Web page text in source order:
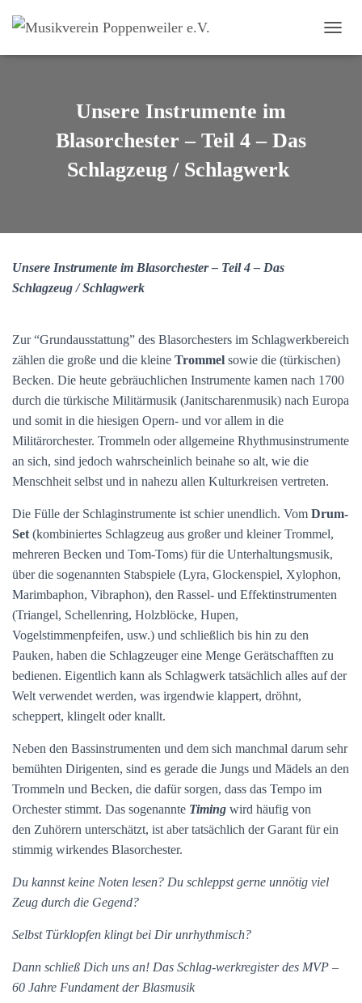
Unsere Instrumente im
Blasorchester – Teil 4 – Das
Schlagzeug / Schlagwerk
Unsere Instrumente im Blasorchester – Teil4 – Das
Schlagzeug/ Schlagwerk
Zur “Grundausstattung” des Blasorchesters im Schlagwerkbereich
zählen die große und die kleine Trommel sowie die (türkischen)
Becken. Die heute gebräuchlichen Instrumente kamen nach 1700
durch die türkische Militärmusik (Janitscharenmusik) nach Europa
und somit in die hiesigen Opern- und vor allem in die
Militärorchester. Trommeln oder allgemeine Rhythmusinstrumente
an sich, sind jedoch wahrscheinlich beinahe so alt, wie die
Menschheit selbst und in nahezu allen Kulturkreisen vertreten.
Die Fülle der Schlaginstrumente ist schier unendlich. Vom Drum-
Set (kombiniertes Schlagzeug aus großer und kleiner Trommel,
mehreren Becken und Tom-Toms) für die Unterhaltungsmusik,
über die sogenannten Stabspiele (Lyra, Glockenspiel, Xylophon,
Marimbaphon, Vibraphon), den Rassel- und Effektinstrumenten
(Triangel, Schellenring, Holzblöcke, Hupen,
Vogelstimmenpfeifen, usw.) und schließlich bis hin zu den
Pauken, haben die Schlagzeuger eine Menge Gerätschafften zu
bedienen. Eigentlich kann als Schlagwerk tatsächlich alles auf der
Welt verwendet werden, was irgendwie klappert, dröhnt,
scheppert, klingelt oder knallt.
Neben den Bassinstrumenten und dem sich manchmal darum sehr
bemühten Dirigenten, sind es gerade die Jungs und Mädels an den
Trommeln und Becken, die dafür sorgen, dass das Tempo im
Orchester stimmt. Das sogenannte Timing wird häufig von
den Zuhörern unterschätzt, ist aber tatsächlich der Garant für ein
stimmig wirkendes Blasorchester.
Du kannst keine Noten lesen? Du schleppst gerne unnötig viel
Zeug durch die Gegend?
Selbst Türklopfen klingt bei Dir unrhythmisch?
Dann schließ Dich uns an! Das Schlag-werkregisterdes MVP –
60 Jahre Fundament der Blasmusik